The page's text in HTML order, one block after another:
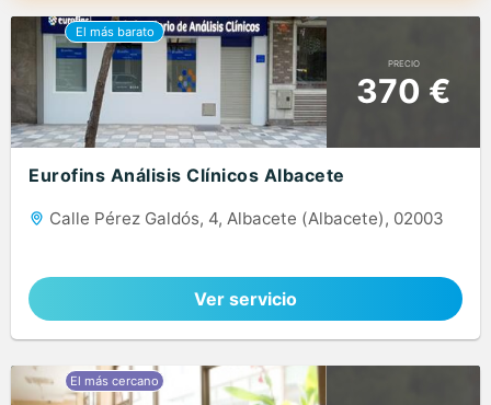
PRECIO
370 €
Eurofins Análisis Clínicos Albacete
Calle Pérez Galdós, 4, Albacete (Albacete), 02003
Ver servicio